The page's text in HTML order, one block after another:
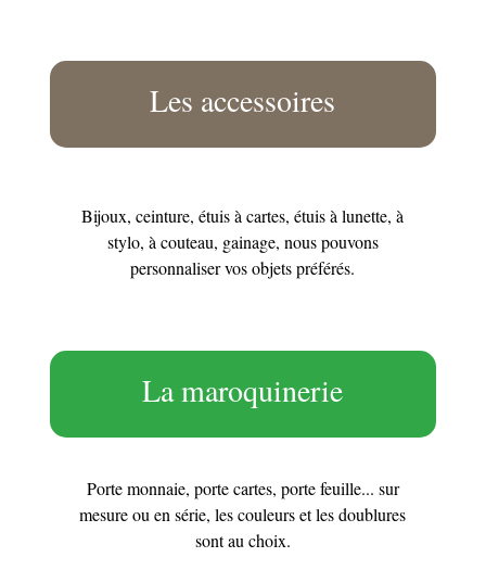
Les accessoires
Bijoux, ceinture, étuis à cartes, étuis à lunette, à
stylo, à couteau, gainage, nous pouvons
personnaliser vos objets préférés.
La maroquinerie
Porte monnaie, porte cartes, porte feuille... sur
mesure ou en série, les couleurs et les doublures
sont au choix.